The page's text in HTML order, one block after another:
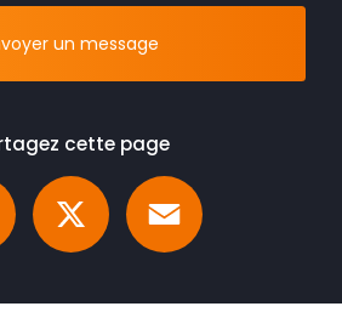
un message
cette page
Facebook